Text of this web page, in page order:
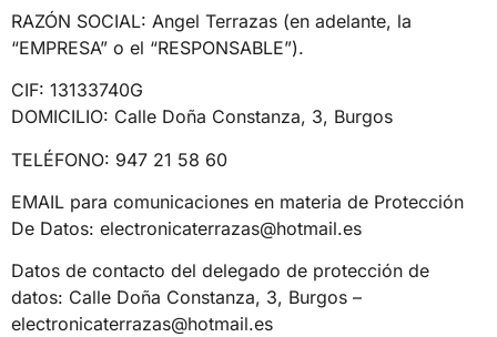
RAZÓN SOCIAL: Angel Terrazas (en adelante, la
“EMPRESA” o el “RESPONSABLE”).
CIF: 13133740G
DOMICILIO: Calle Doña Constanza, 3, Burgos
TELÉFONO: 947 21 58 60
EMAIL para comunicaciones en materia de Protección
De Datos: electronicaterrazas@hotmail.es
Datos de contacto del delegado de protección de
datos: Calle Doña Constanza, 3, Burgos –
electronicaterrazas@hotmail.es